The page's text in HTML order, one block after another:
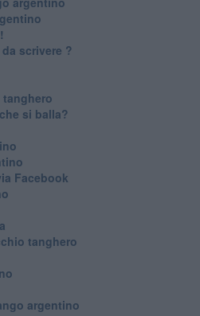
scrivere ?
si balla?
Facebook
tanghero
argentino